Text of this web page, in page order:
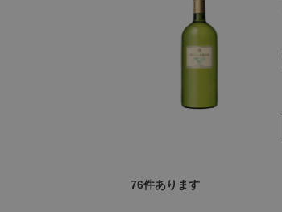
76件あります